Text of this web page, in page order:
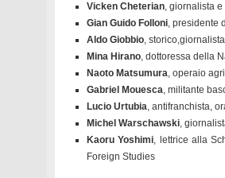
Vicken Cheterian, giornalista
Gian Guido Folloni, presidente
Aldo Giobbio, storico,giornalista
Mina Hirano, dottoressa della
Naoto Matsumura, operaio
Gabriel Mouesca, militante
Lucio Urtubia, antifranchista,
Michel Warschawski,
Kaoru Yoshimi, lettrice alla
Foreign Studies